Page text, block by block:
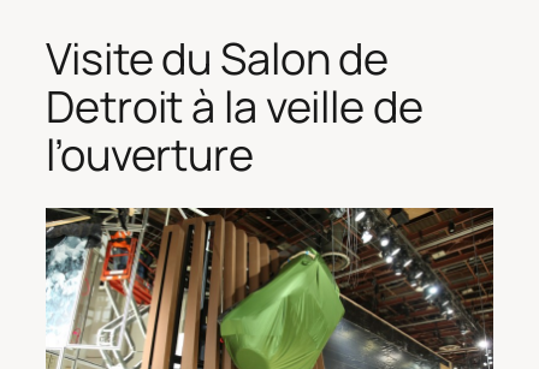
Visite du Salon de
Detroit à la veille de
l’ouverture